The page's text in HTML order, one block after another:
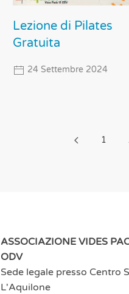
Lezione di Pilates
Gratuita
24 Settembre 2024
1
ASSOCIAZIONE VIDES
ODV
Sede legale presso Centro
L'Aquilone